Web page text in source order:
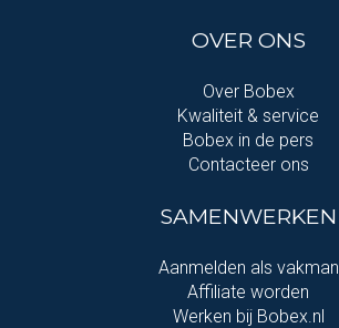
OVER ONS
Over Bobex
Kwaliteit & service
Bobex in de pers
Contacteer ons
SAMENWERKEN
Aanmelden als vakman
Affiliate worden
Werken bij Bobex.nl